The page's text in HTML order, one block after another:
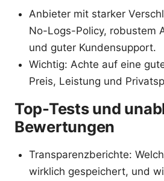
Anbieter mit starker
No-Logs-Policy, robustem
und guter Kundensupport.
Wichtig: Achte auf eine
Preis, Leistung und
Top-Tests und
Bewertungen
Transparenzberichte:
wirklich gespeichert, und